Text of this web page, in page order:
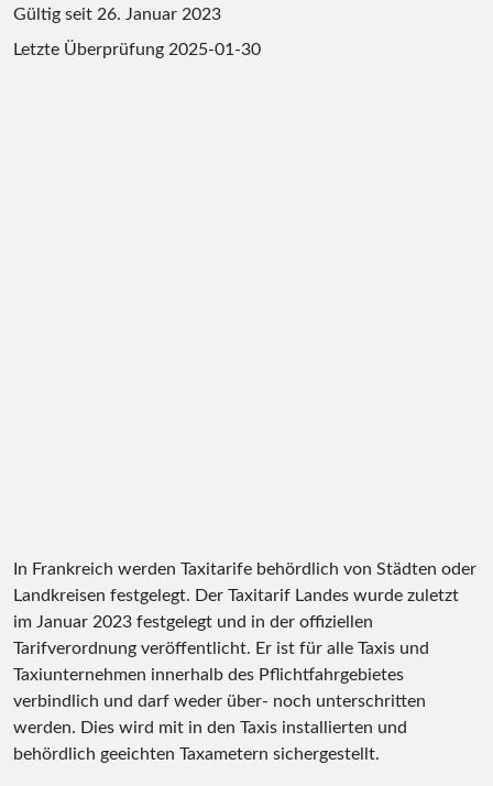
Gültig seit 26. Januar 2023
Letzte Überprüfung 2025-01-30
In Frankreich werden Taxitarife behördlich von Städten oder
Landkreisen festgelegt. Der Taxitarif Landes wurde zuletzt
im Januar 2023 festgelegt und in der offiziellen
Tarifverordnung veröffentlicht. Er ist für alle Taxis und
Taxiunternehmen innerhalb des Pflichtfahrgebietes
verbindlich und darf weder über- noch unterschritten
werden. Dies wird mit in den Taxis installierten und
behördlich geeichten Taxametern sichergestellt.